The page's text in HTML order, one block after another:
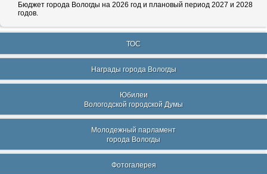
Бюджет города Вологды на 2026 год и плановый период 2027 и 2028
годов.
ТОС
Награды города Вологды
Юбилеи
Вологодской городской Думы
Молодежный парламент
города Вологды
Фотогалерея